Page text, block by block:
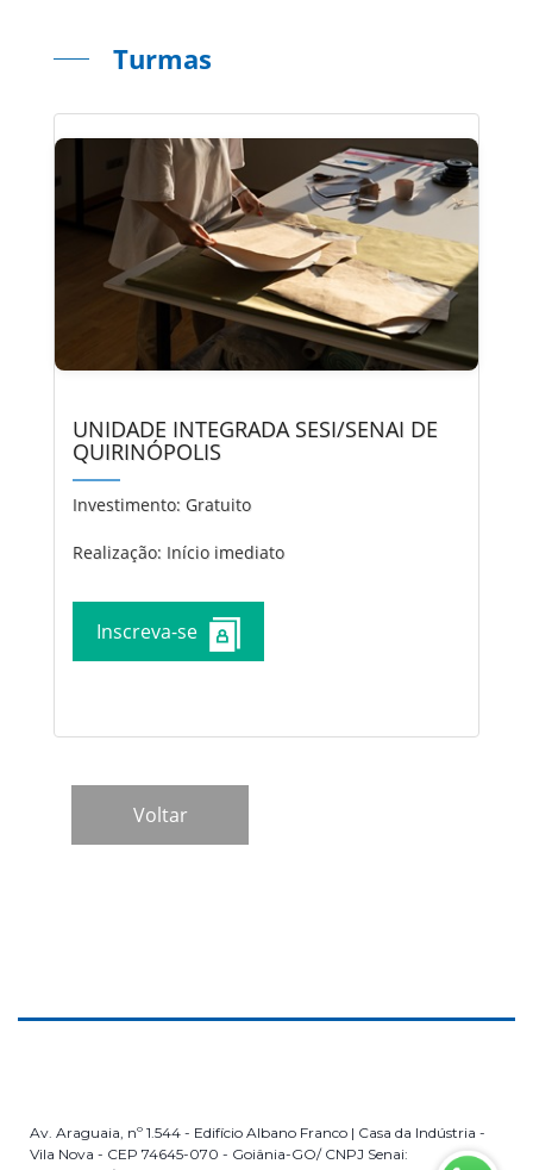
Turmas
UNIDADE INTEGRADA SESI/SENAI DE
QUIRINÓPOLIS
Investimento: Gratuito
Realização: Início imediato
Inscreva-se
Av. Araguaia, nº 1.544 - Edifício Albano Franco | Casa da Indústria -
Vila Nova - CEP 74645-070 - Goiânia-GO/ CNPJ Senai: